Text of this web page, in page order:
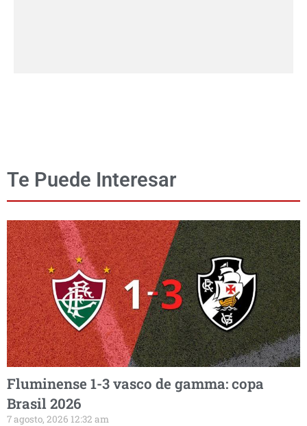
Te Puede Interesar
Fluminense 1-3 vasco de gamma: copa
Brasil 2026
7 agosto, 2026 12:32 am